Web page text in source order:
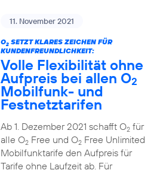
11. November 2021
O2SETZT KLARES ZEICHEN FÜR
KUNDENFREUNDLICHKEIT:
Volle Flexibilität ohne
Aufpreis bei allen O2
Mobilfunk- und
Festnetztarifen
Ab 1. Dezember 2021 schafft O2für
alle O2Free und O2Free Unlimited
Mobilfunktarife den Aufpreis für
Tarife ohne Laufzeit ab. Für